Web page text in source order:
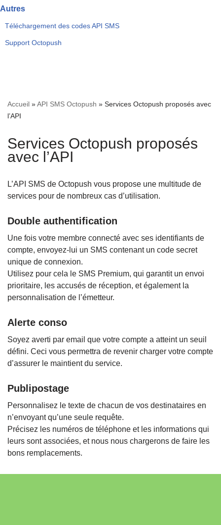
Autres
Téléchargement des codes API SMS
Support Octopush
Accueil »API SMS Octopush » Services Octopush proposés avec
l’API
Services Octopush proposés
avec l’API
L’API SMS de Octopush vous propose une multitude de
services pour de nombreux cas d’utilisation.
Double authentification
Une fois votre membre connecté avec ses identifiants de
compte, envoyez-lui un SMS contenant un code secret
unique de connexion.
Utilisez pour cela le SMS Premium, qui garantit un envoi
prioritaire, les accusés de réception, et également la
personnalisation de l’émetteur.
Alerte conso
Soyez averti par email que votre compte a atteint un seuil
défini. Ceci vous permettra de revenir charger votre compte
d’assurer le maintient du service.
Publipostage
Personnalisez le texte de chacun de vos destinataires en
n’envoyant qu’une seule requête.
Précisez les numéros de téléphone et les informations qui
leurs sont associées, et nous nous chargerons de faire les
bons remplacements.